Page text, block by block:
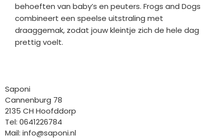
behoeften van baby’s en peuters. Frogs and Dogs
combineert een speelse uitstraling met
draaggemak, zodat jouw kleintje zich de hele dag
prettig voelt.
Saponi
Cannenburg 78
2135 CH Hoofddorp
Tel: 0641226784
Mail: info@saponi.nl